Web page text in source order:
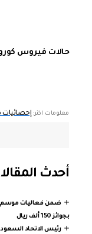
حالات فيروس
معلومات اكثر: إحصائيات
أحدث
ضمن فعاليات موسم
بجوائز 150 ألف ريال
رئيس الاتحاد